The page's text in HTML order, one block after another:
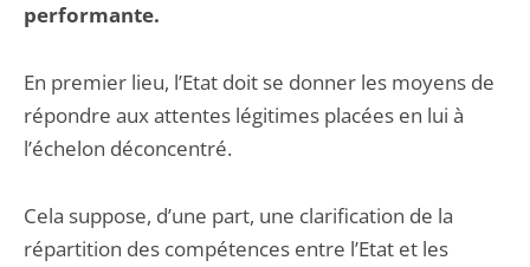
performante.
En premier lieu, l’Etat doit se donner les moyens de
répondre aux attentes légitimes placées en lui à
l’échelon déconcentré.
Cela suppose, d’une part, une clarification de la
répartition des compétences entre l’Etat et les